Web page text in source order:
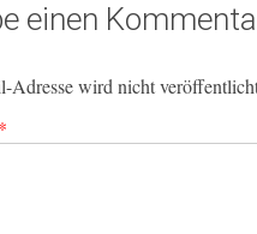
einen
Adresse wird nicht
*